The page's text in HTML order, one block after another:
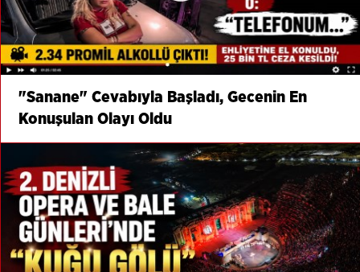
"Sanane" Cevabıyla Başladı, Gecenin En
Konuşulan Olayı Oldu